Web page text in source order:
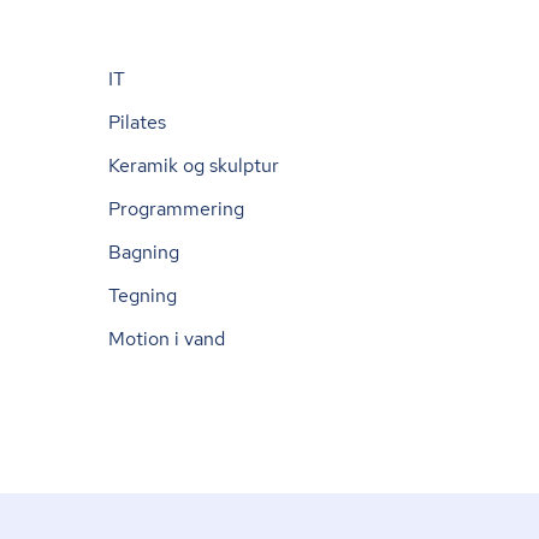
IT
Pilates
Keramik og skulptur
Programmering
Bagning
Tegning
Motion i vand